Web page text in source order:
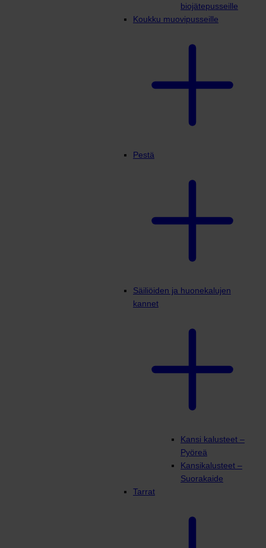
biojätepusseille
Koukku muovipusseille
Pestä
Säiliöiden ja huonekalujen
kannet
Kansi kalusteet –
Pyöreä
Kansikalusteet –
Suorakaide
Tarrat